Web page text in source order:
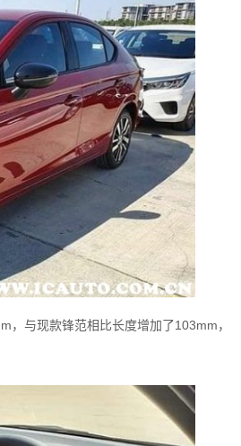
与现款锋范相比长度增加了103mm，